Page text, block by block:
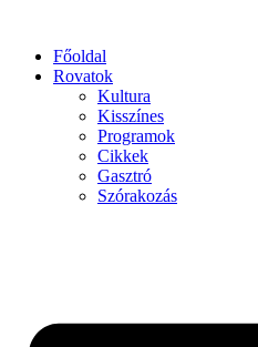
Főoldal
Rovatok
Kultura
Kisszínes
Programok
Cikkek
Gasztró
Szórakozás